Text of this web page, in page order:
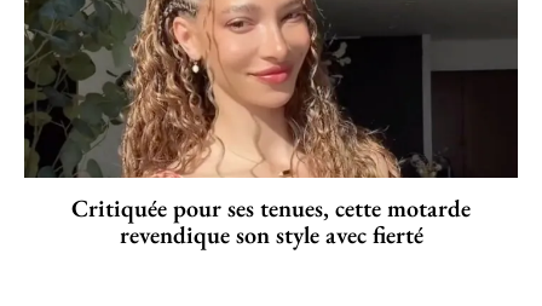
Critiquée pour ses tenues, cette motarde
revendique son style avec fierté